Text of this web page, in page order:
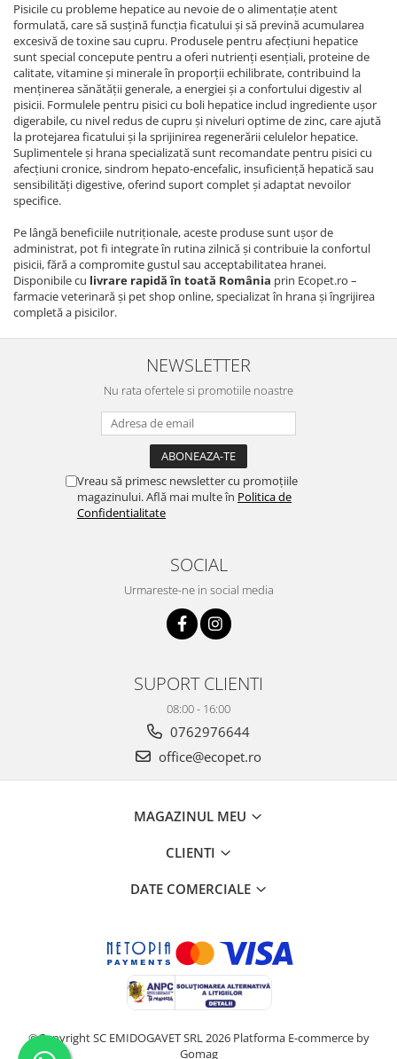
Pisicile cu probleme hepatice au nevoie de o alimentație atent
formulată, care să susțină funcția ficatului și să prevină acumularea
excesivă de toxine sau cupru. Produsele pentru afecțiuni hepatice
sunt special concepute pentru a oferi nutrienți esențiali, proteine de
calitate, vitamine și minerale în proporții echilibrate, contribuind la
menținerea sănătății generale, a energiei și a confortului digestiv al
pisicii. Formulele pentru pisici cu boli hepatice includ ingrediente ușor
digerabile, cu nivel redus de cupru și niveluri optime de zinc, care ajută
la protejarea ficatului și la sprijinirea regenerării celulelor hepatice.
Suplimentele și hrana specializată sunt recomandate pentru pisici cu
afecțiuni cronice, sindrom hepato-encefalic, insuficiență hepatică sau
sensibilități digestive, oferind suport complet și adaptat nevoilor
specifice.
Pe lângă beneficiile nutriționale, aceste produse sunt ușor de
administrat, pot fi integrate în rutina zilnică și contribuie la confortul
pisicii, fără a compromite gustul sau acceptabilitatea hranei.
Disponibile cu livrare rapidă în toată România prin Ecopet.ro –
farmacie veterinară și pet shop online, specializat în hrana și îngrijirea
completă a pisicilor.
NEWSLETTER
Nu rata ofertele si promotiile noastre
Vreau să primesc newsletter cu promoțiile
magazinului. Află mai multe în Politica de
Confidentialitate
SOCIAL
Urmareste-ne in social media
SUPORT CLIENTI
08:00 - 16:00
0762976644
office@ecopet.ro
MAGAZINUL MEU
CLIENTI
DATE COMERCIALE
©Copyright SC EMIDOGAVET SRL 2026 Platforma E-commerce by
Gomag